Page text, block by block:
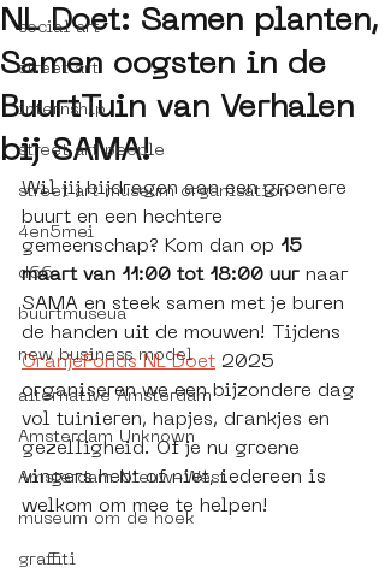
social art
street art
internship
street art people
street art museum organisation
4en5mei
d66
buurtmuseua
new business model
alternative Amsterdam
Amsterdam Unknown
Amsterdam Nieuw-West
museum om de hoek
graffiti
NL Doet: Samen planten,
Samen oogsten in de
BuurtTuin van Verhalen
bij SAMA!
Wil jij bijdragen aan een groenere
buurt en een hechtere
gemeenschap? Kom dan op 15
maart van 11:00 tot 18:00 uur naar
SAMA en steek samen met je buren
de handen uit de mouwen! Tijdens
OranjeFonds NL Doet 2025
organiseren we een bijzondere dag
vol tuinieren, hapjes, drankjes en
gezelligheid. Of je nu groene
vingers hebt of niet, iedereen is
welkom om mee te helpen!